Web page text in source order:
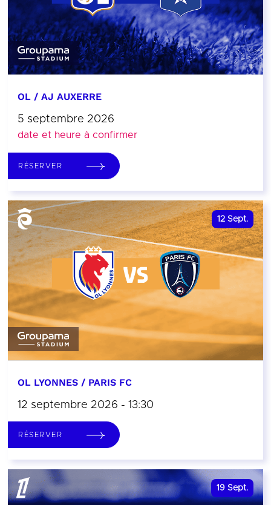
OL / AJ AUXERRE
5 septembre 2026
date et heure à confirmer
RÉSERVER
12 Sept.
OL LYONNES / PARIS FC
12 septembre 2026 - 13:30
RÉSERVER
19 Sept.